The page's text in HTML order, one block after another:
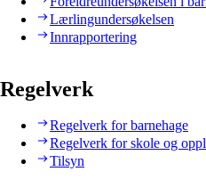
Lærlingundersøkelsen
Innrapportering
Regelverk
Regelverk for barnehage
Regelverk for skole og
Tilsyn